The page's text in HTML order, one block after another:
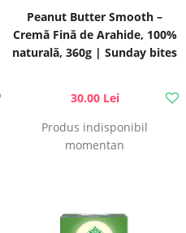
Peanut Butter Smooth –
Cremă Fină de Arahide, 100%
naturală, 360g | Sunday bites
30.00 Lei
Produs indisponibil
momentan